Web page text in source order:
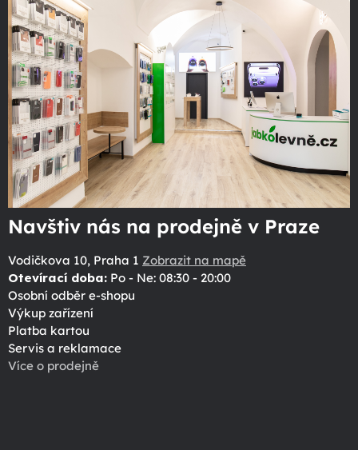
Navštiv nás na prodejně v Praze
Vodičkova 10, Praha 1 Zobrazit na mapě
Otevírací doba: Po - Ne: 08:30 - 20:00
Osobní odběr e-shopu
Výkup zařízení
Platba kartou
Servis a reklamace
Více o prodejně